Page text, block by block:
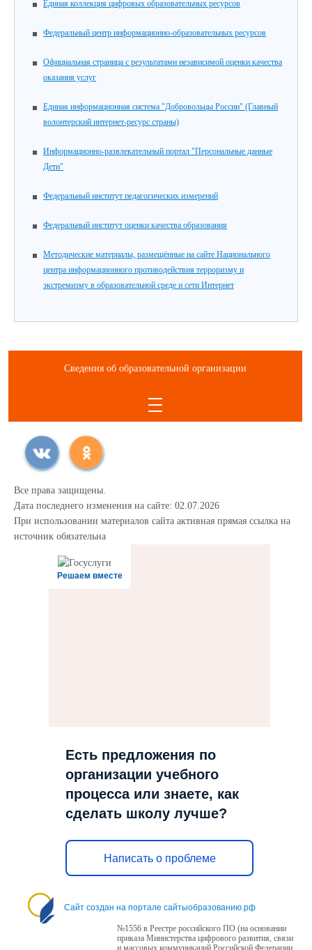
Единая коллекция цифровых образовательных ресурсов
Федеральный центр информационно-образовательных ресурсов
Официальная страница с результатами независимой оценки качества
оказания услуг
Единая информационная система "Добровольцы России" (Главный
волонтерский интернет-ресурс страны)
Информационно-развлекательный портал "Персональные данные
Дети"
Федеральный институт педагогических измерений
Федеральный институт оценки качества образования
Методические материалы, размещённые на сайте Национального
центра информационного противодействия терроризму и
экстремизму в образовательной среде и сети Интернет
Сведения об образовательной организации
Все права защищены.
Дата последнего изменения на сайте: 02.07.2026
При использовании материалов сайта активная прямая ссылка на
источник обязательна
Решаем вместе
Есть предложения по
организации учебного
процесса или знаете, как
сделать школу лучше?
Написать о проблеме
Сайт создан на портале сайтыобразованию.рф
№1556 в Реестре российского ПО (на основании
приказа Министерства цифрового развития, связи
и массовых коммуникаций Российской Федерации